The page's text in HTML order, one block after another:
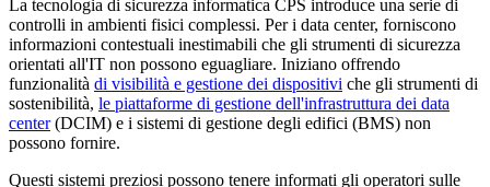
La tecnologia di sicurezza informatica CPS introduce una serie di
controlli in ambienti fisici complessi. Per i data center, forniscono
informazioni contestuali inestimabili che gli strumenti di sicurezza
orientati all'IT non possono eguagliare. Iniziano offrendo
funzionalità di visibilità e gestione dei dispositivi che gli strumenti di
sostenibilità, le piattaforme di gestione dell'infrastruttura dei data
center(DCIM) e i sistemi di gestione degli edifici (BMS) non
possono fornire.
Questi sistemi preziosi possono tenere informati gli operatori sulle